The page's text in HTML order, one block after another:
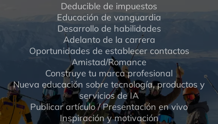
Deducible de impuestos
Educación de vanguardia
Desarrollo de habilidades
Adelanto de la carrera
Oportunidades de establecer contactos
Amistad/Romance
Construye tu marca profesional
Nueva educación sobre tecnología, productos y
servicios de IA
Publicar artículo / Presentación en vivo
Inspiración y motivación